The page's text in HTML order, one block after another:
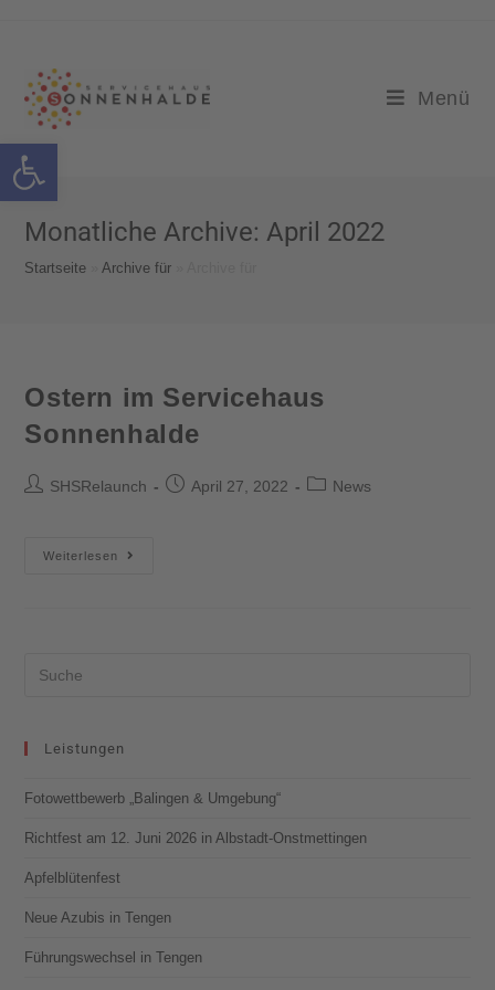
Werkzeugleiste öffnen
Menü
Monatliche Archive: April 2022
Startseite »Archive für
Ostern im Servicehaus
Sonnenhalde
SHSRelaunch April 27, 2022 News
Weiterlesen
Leistungen
Fotowettbewerb „Balingen & Umgebung“
Richtfest am 12. Juni 2026 in Albstadt-Onstmettingen
Apfelblütenfest
Neue Azubis in Tengen
Führungswechsel in Tengen